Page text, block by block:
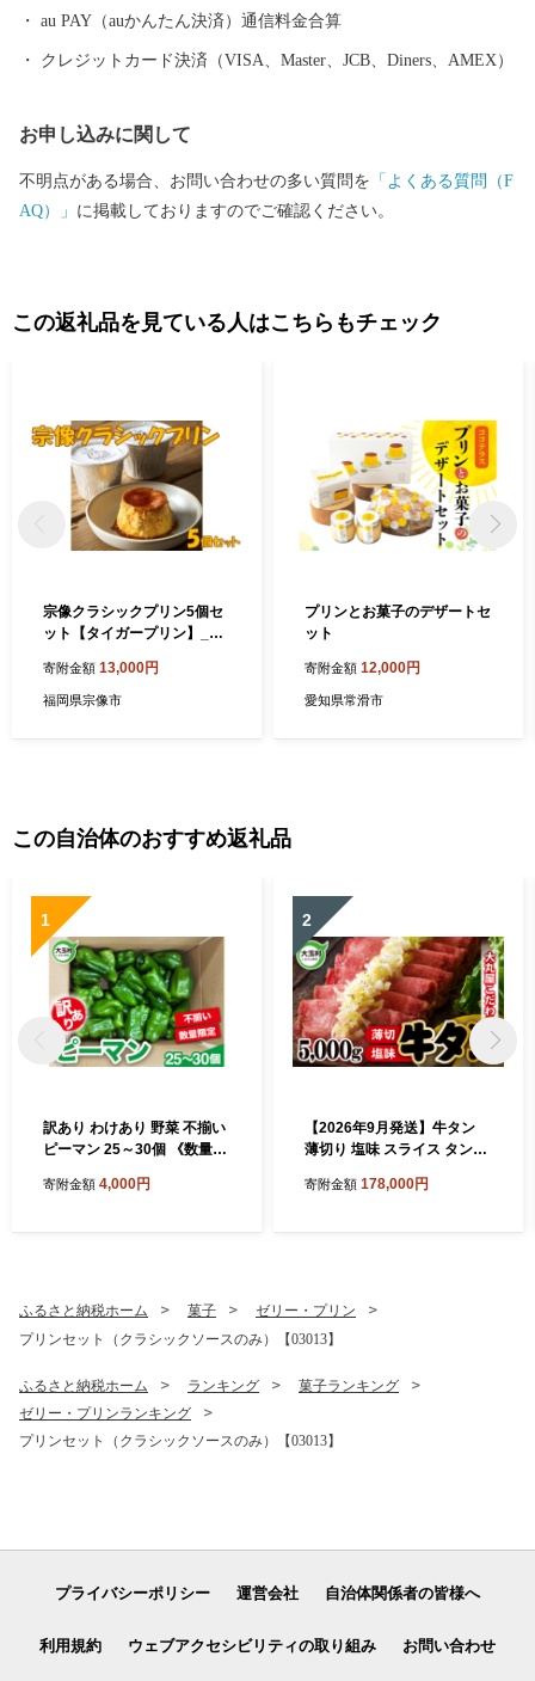
す。 この「居久根」を有した風景の美しさから、2014年に「日本
で最も美しい村」連合に加盟を果たしました。
au PAY（auかんたん決済）通信料金合算
クレジットカード決済（VISA、Master、JCB、Diners、AMEX）
お申し込みに関して
不明点がある場合、お問い合わせの多い質問を 「よくある質問（F
AQ）」 に掲載しておりますのでご確認ください。
この返礼品を見ている人はこちらもチェック
宗像クラシックプリン5個セ
ット【タイガープリン】_HA
福岡県宗像市 宗像市 福岡 宗
像
寄附金額 13,000円
福岡県宗像市
プリンとお菓子のデザートセ
ット
寄附金額 12,000円
愛知県常滑市
この自治体のおすすめ返礼品
1
訳あり わけあり 野菜 不揃い
ピーマン 25～30個 《数量限
たいない野菜 ｜ om-pmwa-
寄附金額 4,000円
2
【2026年9月発送】牛タン
薄切り 塩味 スライス タン元
牛肉 牛たん 牛タン塩 焼肉 B
便利 小分け | 福島県 大玉村
寄附金額 178,000円
ふるさと納税ホーム 菓子
ゼリー・プリン
プリンセット（クラシックソースのみ）【03013】
ふるさと納税ホーム ランキング
菓子ランキング
ゼリー・プリンランキング
プリンセット（クラシックソースのみ）【03013】
プライバシーポリシー 運営会社 自治体関係者の皆様へ
利用規約 ウェブアクセシビリティの取り組み お問い合わせ